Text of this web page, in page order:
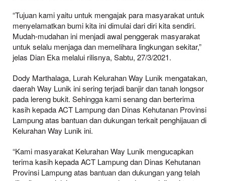
“Tujuan kami yaitu untuk mengajak para masyarakat untuk
menyelamatkan bumi kita ini dimulai dari diri kita sendiri.
Mudah-mudahan ini menjadi awal penggerak masyarakat
untuk selalu menjaga dan memelihara lingkungan sekitar,”
jelas Dian Eka melalui rilisnya, Sabtu, 27/3/2021.
Dody Marthalaga, Lurah Kelurahan Way Lunik mengatakan,
daerah Way Lunik ini sering terjadi banjir dan tanah longsor
pada lereng bukit. Sehingga kami senang dan berterima
kasih kepada ACT Lampung dan Dinas Kehutanan Provinsi
Lampung atas bantuan dan dukungan terkait penghijauan di
Kelurahan Way Lunik ini.
“Kami masyarakat Kelurahan Way Lunik mengucapkan
terima kasih kepada ACT Lampung dan Dinas Kehutanan
Provinsi Lampung atas bantuan dan dukungan yang telah